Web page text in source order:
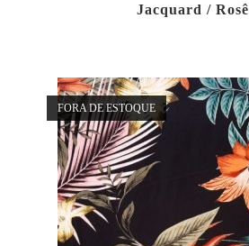
Jacquard / Rosê
FORA DE ESTOQUE